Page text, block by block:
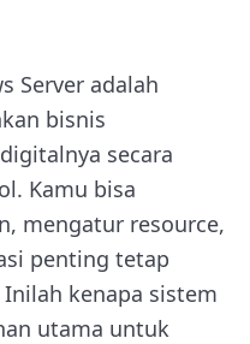
Server adalah
bisnis
secara
Kamu bisa
mengatur resource,
penting tetap
kenapa sistem
utama untuk